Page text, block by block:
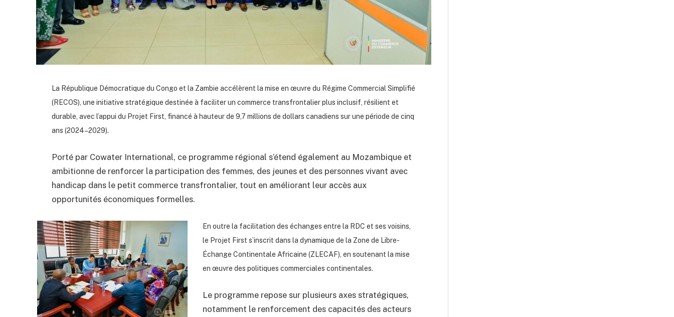
La République Démocratique du Congo et la Zambie accélèrent la mise en œuvre du Régime Commercial Simplifié
(RECOS), une initiative stratégique destinée à faciliter un commerce transfrontalier plus inclusif, résilient et
durable, avec l’appui du Projet First, financé à hauteur de 9,7 millions de dollars canadiens sur une période de cinq
ans (2024–2029).
Porté par Cowater International, ce programme régional s’étend également au Mozambique et
ambitionne de renforcer la participation des femmes, des jeunes et des personnes vivant avec
handicap dans le petit commerce transfrontalier, tout en améliorant leur accès aux
opportunités économiques formelles.
En outre la facilitation des échanges entre la RDC et ses voisins,
le Projet First s’inscrit dans la dynamique de la Zone de Libre-
Échange Continentale Africaine (ZLECAF), en soutenant la mise
en œuvre des politiques commerciales continentales.
Le programme repose sur plusieurs axes stratégiques,
notamment le renforcement des capacités des acteurs